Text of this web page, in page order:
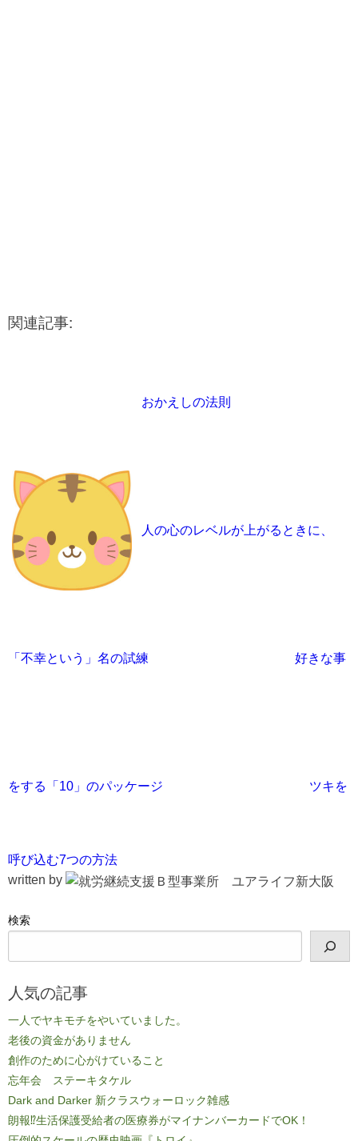
関連記事:
おかえしの法則
人の心のレベルが上がるときに、
「不幸という」名の試練 好きな事
をする「10」のパッケージ ツキを
呼び込む7つの方法
written by
検索
人気の記事
一人でヤキモチをやいていました。
老後の資金がありません
創作のために心がけていること
忘年会 ステーキタケル
Dark and Darker 新クラスウォーロック雑感
朗報⁉生活保護受給者の医療券がマイナンバーカードでOK！